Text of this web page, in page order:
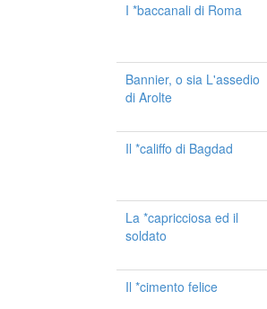
I *baccanali di Roma
Bannier, o sia L'assedio
di Arolte
Il *califfo di Bagdad
La *capricciosa ed il
soldato
Il *cimento felice